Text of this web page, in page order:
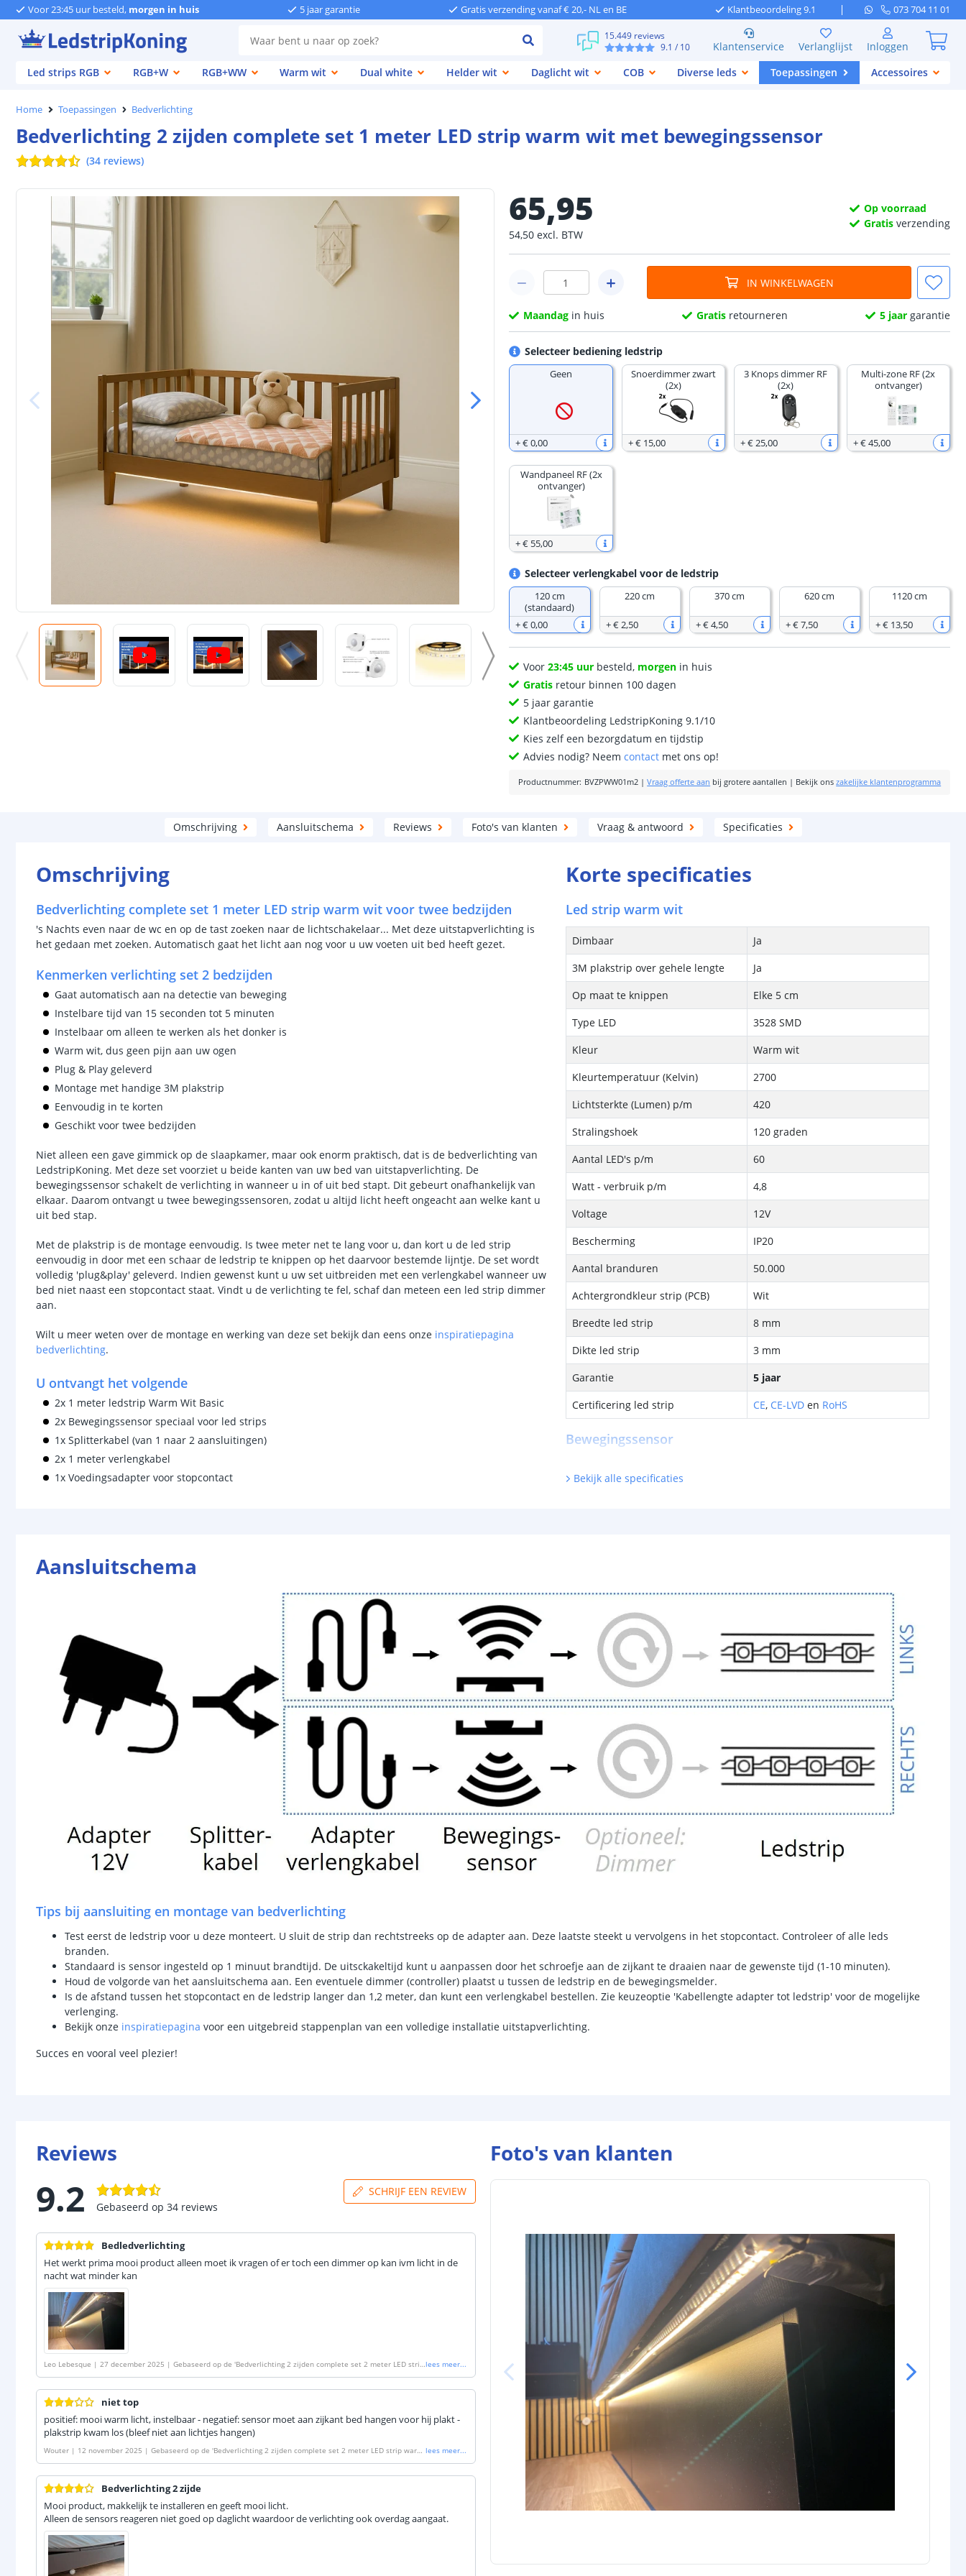
Voor 23:45 uur besteld, morgen in huis 5 jaar garantie Gratis verzending vanaf € 20,- NL en BE Klantbeoordeling 9.1 073 704 11 01
15.449 reviews
9.1 / 10 Klantenservice Verlanglijst
Inloggen
Led strips RGB
RGB+W RGB+WW Warm wit Dual white Helder wit Daglicht wit COB Diverse leds Toepassingen Accessoires
Home Toepassingen Bedverlichting
Bedverlichting 2 zijden complete set 1 meter LED strip warm wit met bewegingssensor
(34 reviews)
65,95
54,50 excl. BTW
Op voorraad
Gratis verzending
IN WINKELWAGEN
Maandag in huis Gratis retourneren 5 jaargarantie
Selecteer bediening ledstrip
Geen
+€ 0,00
Snoerdimmer zwart
(2x)
+€ 15,00
3 Knops dimmer RF
(2x)
+€ 25,00
Multi-zone RF (2x
ontvanger)
+€ 45,00
Wandpaneel RF (2x
ontvanger)
+€ 55,00
Selecteer verlengkabel voor de ledstrip
120 cm
(standaard)
+€ 0,00
220 cm
+€ 2,50
370 cm
+€ 4,50
620 cm
+€ 7,50
1120 cm
+€ 13,50
Voor23:45 uur besteld, morgen in huis
Gratis retour binnen 100 dagen
5 jaar garantie
Klantbeoordeling LedstripKoning 9.1/10
Kies zelf een bezorgdatum en tijdstip
Advies nodig? Neemcontact met ons op!
Productnummer: BVZPWW01m2 |Vraag offerte aan bij grotere aantallen | Bekijk ons zakelijke klantenprogramma
Omschrijving Aansluitschema Reviews Foto's van klanten Vraag & antwoord Specificaties
Omschrijving
Bedverlichting complete set 1 meter LED strip warm wit voor twee bedzijden
's Nachts even naar de wc en op de tast zoeken naar de lichtschakelaar... Met deze uitstapverlichting is
het gedaan met zoeken. Automatisch gaat het licht aan nog voor u uw voeten uit bed heeft gezet.
Kenmerken verlichting set 2 bedzijden
Gaat automatisch aan na detectie van beweging
Instelbare tijd van 15 seconden tot 5 minuten
Instelbaar om alleen te werken als het donker is
Warm wit, dus geen pijn aan uw ogen
Plug & Play geleverd
Montage met handige 3M plakstrip
Eenvoudig in te korten
Geschikt voor twee bedzijden
Niet alleen een gave gimmick op de slaapkamer, maar ook enorm praktisch, dat is de bedverlichting van
LedstripKoning. Met deze set voorziet u beide kanten van uw bed van uitstapverlichting. De
bewegingssensor schakelt de verlichting in wanneer u in of uit bed stapt. Dit gebeurt onafhankelijk van
elkaar. Daarom ontvangt u twee bewegingssensoren, zodat u altijd licht heeft ongeacht aan welke kant u
uit bed stap.
Met de plakstrip is de montage eenvoudig. Is twee meter net te lang voor u, dan kort u de led strip
eenvoudig in door met een schaar de ledstrip te knippen op het daarvoor bestemde lijntje. De set wordt
volledig 'plug&play' geleverd. Indien gewenst kunt u uw set uitbreiden met een verlengkabel wanneer uw
bed niet naast een stopcontact staat. Vindt u de verlichting te fel, schaf dan meteen een led strip dimmer
aan.
Wilt u meer weten over de montage en werking van deze set bekijk dan eens onze inspiratiepagina
bedverlichting.
U ontvangt het volgende
2x 1 meter ledstrip Warm Wit Basic
2x Bewegingssensor speciaal voor led strips
1x Splitterkabel (van 1 naar 2 aansluitingen)
2x 1 meter verlengkabel
1x Voedingsadapter voor stopcontact
Korte specificaties
Led strip warm wit
Dimbaar
Ja
3M plakstrip over gehele lengte
Ja
Op maat te knippen
Elke 5 cm
Type LED
3528 SMD
Kleur
Warm wit
Kleurtemperatuur (Kelvin)
2700
Lichtsterkte (Lumen) p/m
420
Stralingshoek
120 graden
Aantal LED's p/m
60
Watt - verbruik p/m
4,8
Voltage
12V
Bescherming
IP20
Aantal branduren
50.000
Achtergrondkleur strip (PCB)
Wit
Breedte led strip
8 mm
Dikte led strip
3 mm
Garantie
5 jaar
Certificering led strip
CE, CE-LVD en RoHS
Bewegingssensor
Garantie
5 jaar
Voeding ledstrip
Input voltage
230V
Output voltage
Uitgangsvermogen (watt)
24W
Uitgangssterkte (ampère)
2A
Breedte
Hoogte
Bekijk alle specificaties
Aansluitschema
Tips bij aansluiting en montage van bedverlichting
Test eerst de ledstrip voor u deze monteert. U sluit de strip dan rechtstreeks op de adapter aan. Deze laatste steekt u vervolgens in het stopcontact. Controleer of alle leds
branden.
Standaard is sensor ingesteld op 1 minuut brandtijd. De uitsckakeltijd kunt u aanpassen door het schroefje aan de zijkant te draaien naar de gewenste tijd (1-10 minuten).
Houd de volgorde van het aansluitschema aan. Een eventuele dimmer (controller) plaatst u tussen de ledstrip en de bewegingsmelder.
Is de afstand tussen het stopcontact en de ledstrip langer dan 1,2 meter, dan kunt een verlengkabel bestellen. Zie keuzeoptie 'Kabellengte adapter tot ledstrip' voor de mogelijke
verlenging.
Bekijk onze inspiratiepagina voor een uitgebreid stappenplan van een volledige installatie uitstapverlichting.
Succes en vooral veel plezier!
Reviews
9.2 Gebaseerd op 34 reviews
SCHRIJF EEN REVIEW
Bedledverlichting
Het werkt prima mooi product alleen moet ik vragen of er toch een dimmer op kan ivm licht in de
nacht wat minder kan
Leo Lebesque | 27 december 2025 | Gebaseerd op de 'Bedverlichting 2 zijden complete set 2 meter LED strip
warm wit met bewegingssensor'
lees meer...
niet top
positief: mooi warm licht, instelbaar - negatief: sensor moet aan zijkant bed hangen voor hij plakt -
plakstrip kwam los (bleef niet aan lichtjes hangen)
Wouter | 12 november 2025 | Gebaseerd op de 'Bedverlichting 2 zijden complete set 2 meter LED strip warm
wit met bewegingssensor'
lees meer...
Bedverlichting 2 zijde
Mooi product, makkelijk te installeren en geeft mooi licht.
Alleen de sensors reageren niet goed op daglicht waardoor de verlichting ook overdag aangaat.
Foto's van klanten